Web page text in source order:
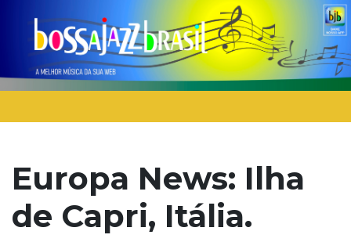
Europa News: Ilha
de Capri, Itália.